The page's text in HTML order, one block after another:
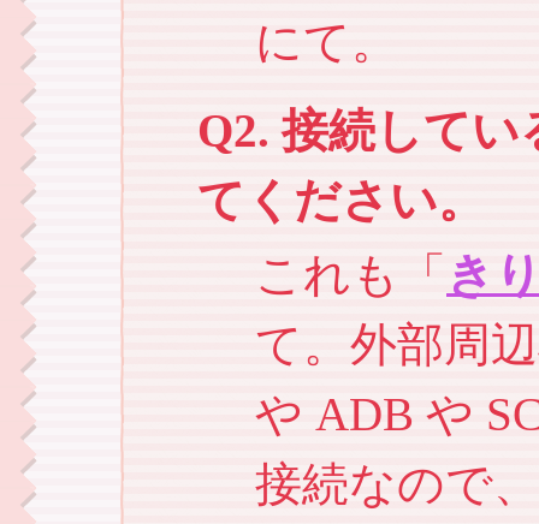
にて。
Q2. 接続して
てください。
これも「 き
て。外部周
や ADB や
接続なので